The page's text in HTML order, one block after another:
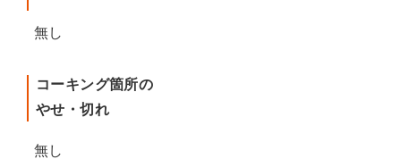
無し
コーキング箇所の
やせ・切れ
無し